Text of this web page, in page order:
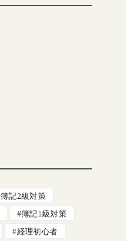
簿記2級対策
簿記1級対策
経理初心者